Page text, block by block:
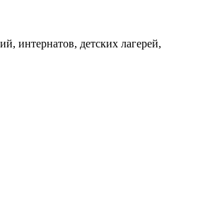
интернатов, детских лагерей,